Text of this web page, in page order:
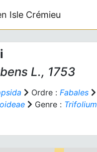
Isle Crémieu
L., 1753
Ordre : Fabales
Genre : Trifolium